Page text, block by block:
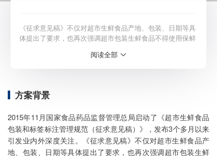
《征求意见稿》不仅对超市生鲜食品产地、包装、日期等具
体提出了要求，也再次强调超市包装生鲜食品不得使用保鲜
相关资质：可提供CMA、CNAS检测报告
服务模式：快递寄样、现场取样、人工送样
服务方向：采购销售、竞标投标、生产研发、科研数据、诊
断优化、司法服务
检测标准：国家标准、行业标准、企业标准、地方标准、国
外标准、非标定制
阅读全部
方案背景
2015年11月国家食品药品监督管理总局启动了《超市生鲜食品
包装和标签标注管理规范（征求意见稿）》，发布3个多月以来
引发业内外深度关注。《征求意见稿》不仅对超市生鲜食品产
地、包装、日期等具体提出了要求，也再次强调超市包装生鲜